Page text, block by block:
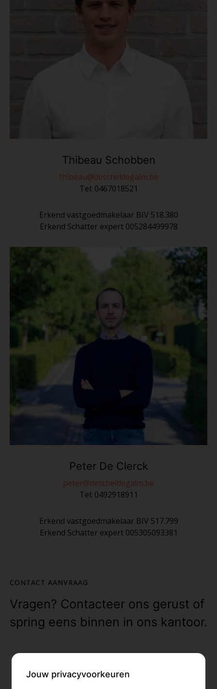
Thibeau Schobben
thibeau@descheldegalm.be
Tel: 0467018521
Erkend vastgoedmakelaar BIV 518.380
Erkend Schatter expert 005284499978
Peter De Clerck
peter@descheldegalm.be
Tel: 0492918911
Erkend vastgoedmakelaar BIV 517.799
Erkend Schatter expert 005305093381
CONTACT AANVRAAG
Vragen? Contacteer ons gerust of
spring eens binnen in ons kantoor.
Jouw privacyvoorkeuren